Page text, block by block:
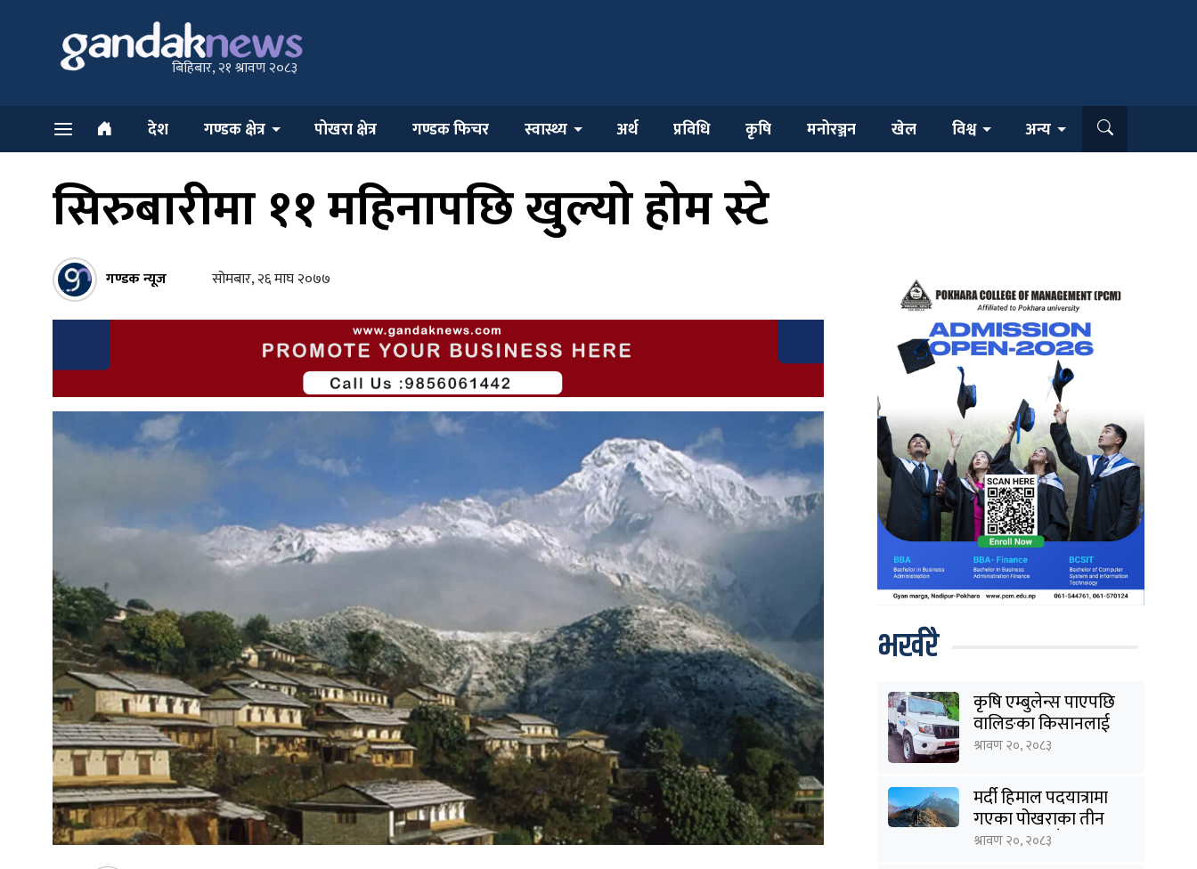
बिहिबार, २१ श्रावण २०८३
देश गण्डक क्षेत्र पोखरा क्षेत्र गण्डक फिचर स्वास्थ्य अर्थ प्रविधि कृषि मनोरञ्जन खेल विश्व अन्य
सिरुबारीमा ११ महिनापछि खुल्यो होम स्टे
गण्डक न्यूज सोमबार, २६ माघ २०७७
भर्खरै
कृषि एम्बुलेन्स पाएपछि
वालिङका किसानलाई
राहत
श्रावण २०, २०८३
मर्दी हिमाल पदयात्रामा
गएका पोखराका तीन
युवक बादलडाँडा क्षेत्रबाट
श्रावण २०, २०८३